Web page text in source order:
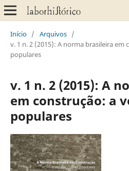
Início / Arquivos /
v. 1 n. 2 (2015): A norma brasileira em
populares
v. 1 n. 2 (2015): A
em construção: a
populares